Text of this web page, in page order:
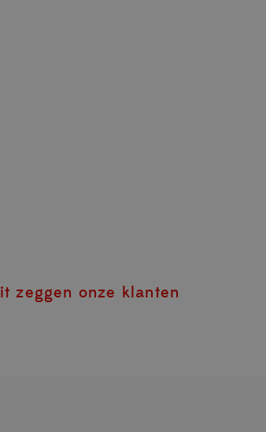
zeggen onze klanten